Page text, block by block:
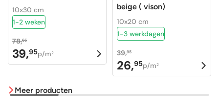
10x30 cm
1-2 weken
78,65
Oorspronkelijke
prijs
78,65.
39,95
Huidige
prijs
39,95.
p/m2
beige ( vison)
10x20 cm
1-3 werkdagen
39,95
Oorspronkelijke
prijs
26,95
Huidige
prijs
p/m2
Meer producten